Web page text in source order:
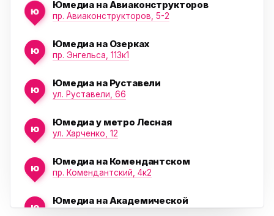
ю
Юмедиа на Авиаконструкторов
пр. Авиаконструкторов, 5-2
ю
Юмедиа на Озерках
пр. Энгельса, 113к1
ю
Юмедиа на Руставели
ул. Руставели, 66
ю
Юмедиа у метро Лесная
ул. Харченко, 12
ю
Юмедиа на Комендантском
пр. Комендантский, 4к2
ю
Юмедиа на Академической